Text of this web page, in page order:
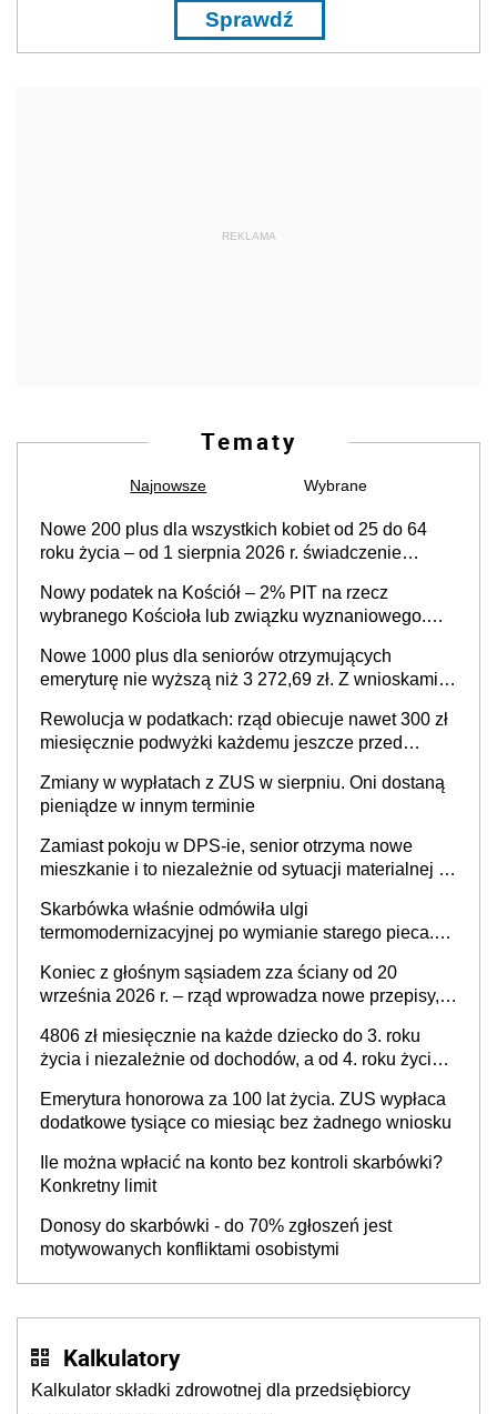
Sprawdź
REKLAMA
Tematy
Najnowsze Wybrane
Nowe 200 plus dla wszystkich kobiet od 25 do 64
roku życia – od 1 sierpnia 2026 r. świadczenie
Nowy podatek na Kościół – 2% PIT na rzecz
wybranego Kościoła lub związku wyznaniowego.
finansowania
Nowe 1000 plus dla seniorów otrzymujących
emeryturę nie wyższą niż 3 272,69 zł. Z wnioskami
nie otrzymają
Rewolucja w podatkach: rząd obiecuje nawet 300 zł
miesięcznie podwyżki każdemu jeszcze przed
Zmiany w wypłatach z ZUS w sierpniu. Oni dostaną
pieniądze w innym terminie
Zamiast pokoju w DPS-ie, senior otrzyma nowe
mieszkanie i to niezależnie od sytuacji materialnej –
roku życia
Skarbówka właśnie odmówiła ulgi
termomodernizacyjnej po wymianie starego pieca.
Koniec z głośnym sąsiadem zza ściany od 20
września 2026 r. – rząd wprowadza nowe przepisy,
4806 zł miesięcznie na każde dziecko do 3. roku
życia i niezależnie od dochodów, a od 4. roku życia
spadku liczby urodzeń w Polsce
Emerytura honorowa za 100 lat życia. ZUS wypłaca
dodatkowe tysiące co miesiąc bez żadnego wniosku
Ile można wpłacić na konto bez kontroli skarbówki?
Konkretny limit
Donosy do skarbówki - do 70% zgłoszeń jest
motywowanych konfliktami osobistymi
Kalkulatory
Kalkulator składki zdrowotnej dla przedsiębiorcy